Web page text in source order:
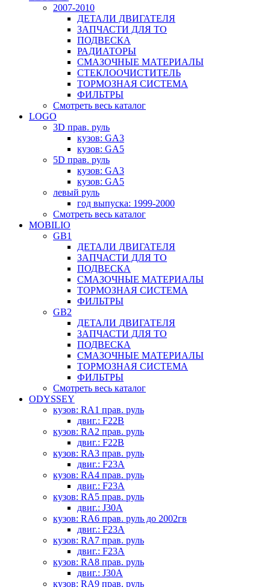
2007-2010
ДЕТАЛИ ДВИГАТЕЛЯ
ЗАПЧАСТИ ДЛЯ ТО
ПОДВЕСКА
РАДИАТОРЫ
СМАЗОЧНЫЕ МАТЕРИАЛЫ
СТЕКЛООЧИСТИТЕЛЬ
ТОРМОЗНАЯ СИСТЕМА
ФИЛЬТРЫ
Смотреть весь каталог
LOGO
3D прав. руль
кузов: GA3
кузов: GA5
5D прав. руль
кузов: GA3
кузов: GA5
левый руль
год выпуска: 1999-2000
Смотреть весь каталог
MOBILIO
GB1
ДЕТАЛИ ДВИГАТЕЛЯ
ЗАПЧАСТИ ДЛЯ ТО
ПОДВЕСКА
СМАЗОЧНЫЕ МАТЕРИАЛЫ
ТОРМОЗНАЯ СИСТЕМА
ФИЛЬТРЫ
GB2
ДЕТАЛИ ДВИГАТЕЛЯ
ЗАПЧАСТИ ДЛЯ ТО
ПОДВЕСКА
СМАЗОЧНЫЕ МАТЕРИАЛЫ
ТОРМОЗНАЯ СИСТЕМА
ФИЛЬТРЫ
Смотреть весь каталог
ODYSSEY
кузов: RA1 прав. руль
двиг.: F22B
кузов: RA2 прав. руль
двиг.: F22B
кузов: RA3 прав. руль
двиг.: F23A
кузов: RA4 прав. руль
двиг.: F23A
кузов: RA5 прав. руль
двиг.: J30A
кузов: RA6 прав. руль до 2002гв
двиг.: F23A
кузов: RA7 прав. руль
двиг.: F23A
кузов: RA8 прав. руль
двиг.: J30A
кузов: RA9 прав. руль